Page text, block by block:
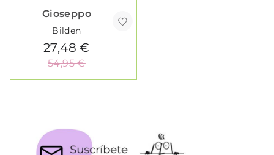
Gioseppo
Bilden
27,48 €
54,95 €